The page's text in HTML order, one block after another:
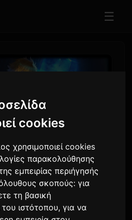
cookies
χρησιμοποιεί cookies
παρακολούθησης
εμπειρίας περιήγησής
σκοπούς:για
τη βασική
του ιστότοπου,για να
☰
Mimi Ittai,